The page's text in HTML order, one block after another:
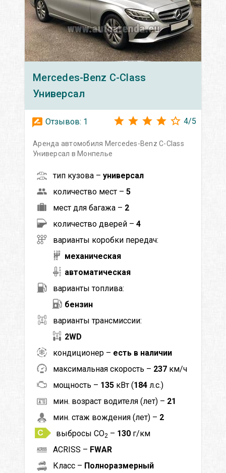
Mercedes-Benz C-Class
Универсал
Отзывов: 1 4/5
Аренда автомобиля Mercedes-Benz C-Class
Универсал в Монпелье
тип кузова – универсал
количество мест – 5
мест для багажа – 2
количество дверей – 4
варианты коробки передач:
механическая
автоматическая
варианты топлива:
бензин
варианты трансмиссии:
2WD
кондиционер – есть в наличии
максимальная скорость – 237 км/ч
мощность – 135 кВт (184 л.с.)
мин. возраст водителя (лет) – 21
мин. стаж вождения (лет) – 2
выбросы CO2 – 130 г/км
ACRISS – FWAR
Класс – Полноразмерный